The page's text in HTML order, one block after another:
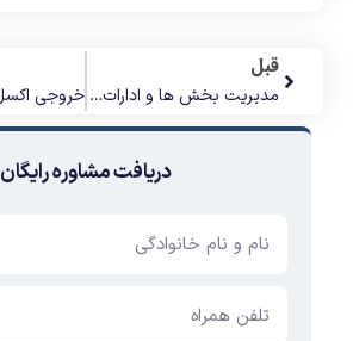
قبل
مدیریت بخش ها و ادارات در نرم افزار امین
دریافت مشاوره رایگان